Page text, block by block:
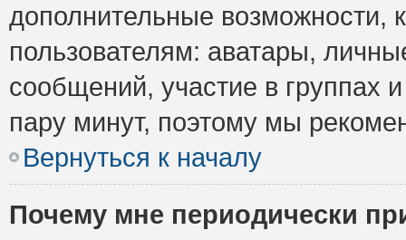
дополнительные возможности,
пользователям: аватары,
сообщений, участие в группах
пару минут, поэтому мы
Вернуться к началу
Почему мне периодически